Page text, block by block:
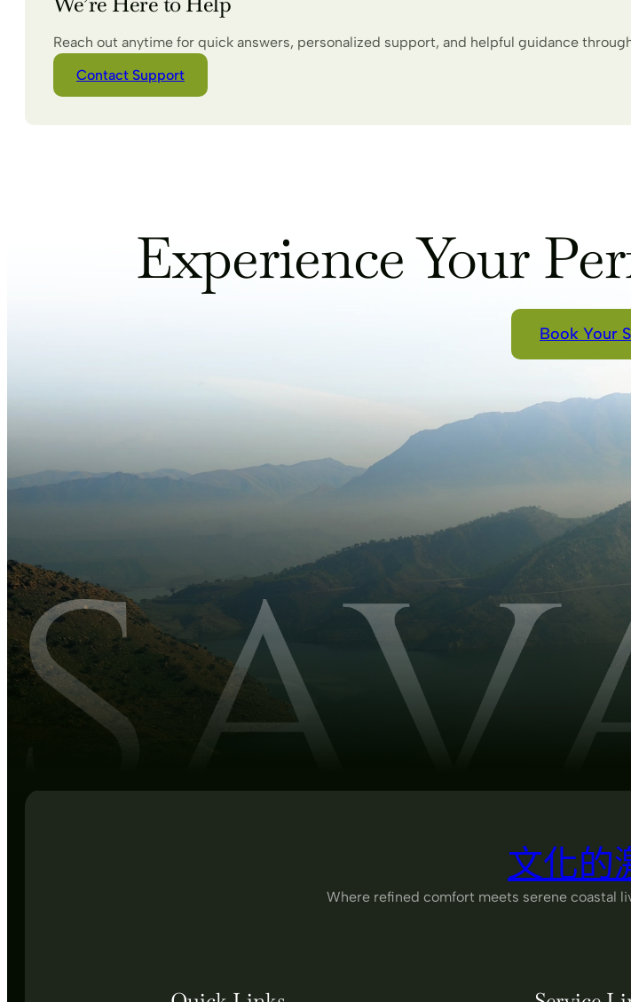
Reach out anytime for quick answers, personalized support, and helpful guidance
Contact Support
Experience Your
Book Your
文化的
Where refined comfort meets serene coastal